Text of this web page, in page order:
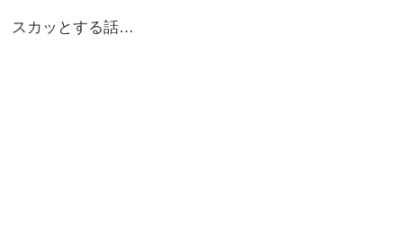
スカッとする話…